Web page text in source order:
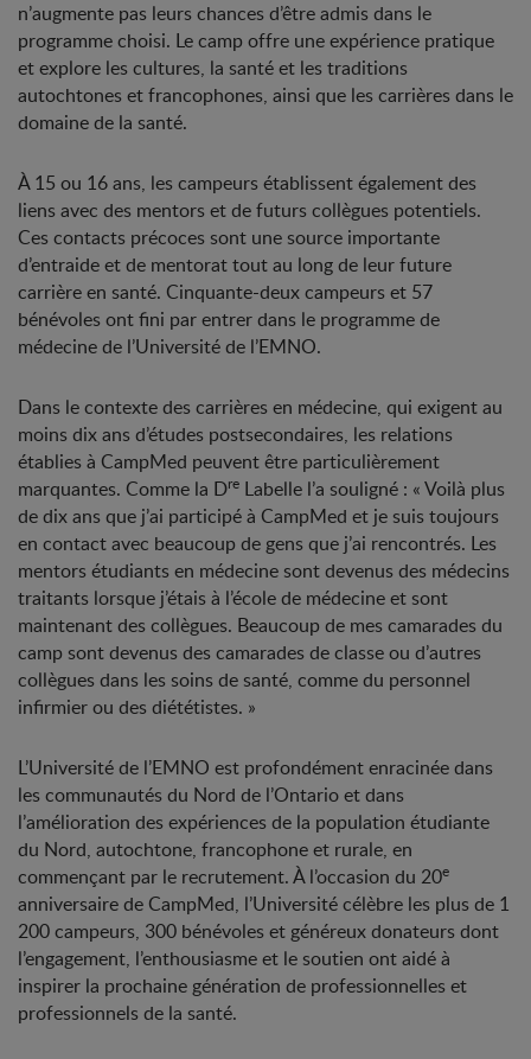
n’augmente pas leurs chances d’être admis dans le
programme choisi. Le camp offre une expérience pratique
et explore les cultures, la santé et les traditions
autochtones et francophones, ainsi que les carrières dans le
domaine de la santé.
À 15 ou 16 ans, les campeurs établissent également des
liens avec des mentors et de futurs collègues potentiels.
Ces contacts précoces sont une source importante
d’entraide et de mentorat tout au long de leur future
carrière en santé. Cinquante-deux campeurs et 57
bénévoles ont fini par entrer dans le programme de
médecine de l’Université de l’EMNO.
Dans le contexte des carrières en médecine, qui exigent au
moins dix ans d’études postsecondaires, les relations
établies à CampMed peuvent être particulièrement
marquantes. Comme la Dre Labelle l’a souligné : « Voilà plus
de dix ans que j’ai participé à CampMed et je suis toujours
en contact avec beaucoup de gens que j’ai rencontrés. Les
mentors étudiants en médecine sont devenus des médecins
traitants lorsque j’étais à l’école de médecine et sont
maintenant des collègues. Beaucoup de mes camarades du
camp sont devenus des camarades de classe ou d’autres
collègues dans les soins de santé, comme du personnel
infirmier ou des diététistes. »
L’Université de l’EMNO est profondément enracinée dans
les communautés du Nord de l’Ontario et dans
l’amélioration des expériences de la population étudiante
du Nord, autochtone, francophone et rurale, en
commençant par le recrutement. À l’occasion du 20e
anniversaire de CampMed, l’Université célèbre les plus de 1
200 campeurs, 300 bénévoles et généreux donateurs dont
l’engagement, l’enthousiasme et le soutien ont aidé à
inspirer la prochaine génération de professionnelles et
professionnels de la santé.